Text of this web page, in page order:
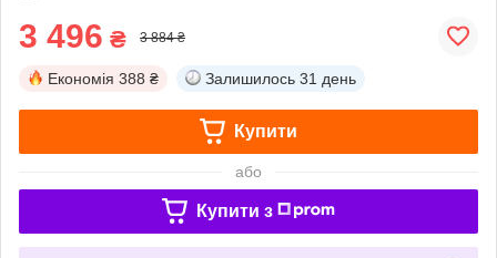
3 496 ₴ 3 884 ₴
Економія 388 ₴ Залишилось 31 день
Купити
або
Купити з